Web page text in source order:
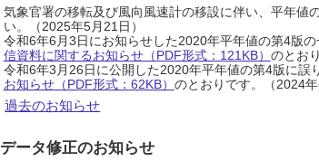
気象官署の移転及び風向風速計の移設に伴い、平年値
い。（2025年5月21日）
令和6年6月3日にお知らせした2020年平年値の第4版
信資料に関するお知らせ（PDF形式：121KB） のとお
令和6年3月26日に公開した2020年平年値の第4版に
お知らせ（PDF形式：62KB） のとおりです。（2024年
過去のお知らせ
データ修正のお知らせ